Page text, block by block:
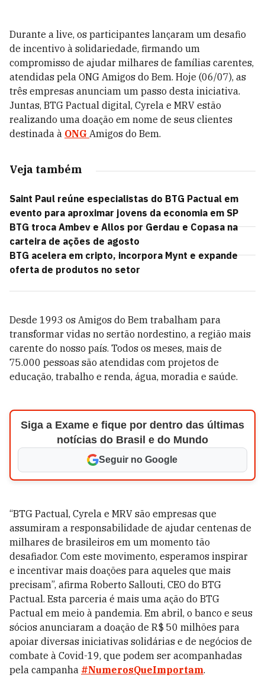
Durante a live, os participantes lançaram um desafio
de incentivo à solidariedade, firmando um
compromisso de ajudar milhares de famílias carentes,
atendidas pela ONG Amigos do Bem. Hoje (06/07), as
três empresas anunciam um passo desta iniciativa.
Juntas, BTG Pactual digital, Cyrela e MRV estão
realizando uma doação em nome de seus clientes
destinada à ONG Amigos do Bem.
Veja também
Saint Paul reúne especialistas do BTG Pactual em
evento para aproximar jovens da economia em SP
BTG troca Ambev e Allos por Gerdau e Copasa na
carteira de ações de agosto
BTG acelera em cripto, incorpora Mynt e expande
oferta de produtos no setor
Desde 1993 os Amigos do Bem trabalham para
transformar vidas no sertão nordestino, a região mais
carente do nosso país. Todos os meses, mais de
75.000 pessoas são atendidas com projetos de
educação, trabalho e renda, água, moradia e saúde.
Siga a Exame e fique por dentro das últimas
notícias do Brasil e do Mundo
Seguir no Google
“BTG Pactual, Cyrela e MRV são empresas que
assumiram a responsabilidade de ajudar centenas de
milhares de brasileiros em um momento tão
desafiador. Com este movimento, esperamos inspirar
e incentivar mais doações para aqueles que mais
precisam”, afirma Roberto Sallouti, CEO do BTG
Pactual. Esta parceria é mais uma ação do BTG
Pactual em meio à pandemia. Em abril, o banco e seus
sócios anunciaram a doação de R$ 50 milhões para
apoiar diversas iniciativas solidárias e de negócios de
combate à Covid-19, que podem ser acompanhadas
pela campanha #NumerosQueImportam.